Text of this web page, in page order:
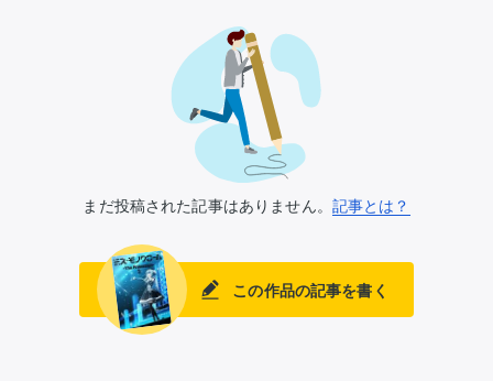
まだ投稿された記事はありません。 記事とは？
この作品の記事を書く